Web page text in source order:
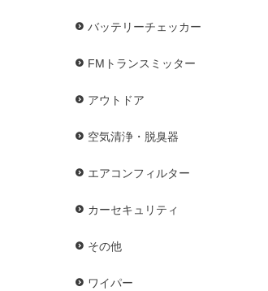
バッテリーチェッカー
FMトランスミッター
アウトドア
空気清浄・脱臭器
エアコンフィルター
カーセキュリティ
その他
ワイパー